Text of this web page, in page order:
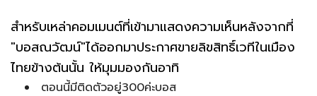
สำหรับเหล่าคอมเมนต์ที่เข้ามาแสดงความเห็นหลังจากที่
"บอสณวัฒน์"ได้ออกมาประกาศขายลิขสิทธิ์เวทีในเมือง
ไทยข้างต้นนั้น ให้มุมมองกันอาทิ
ตอนนี้มีติดตัวอยู่300ค่ะบอส